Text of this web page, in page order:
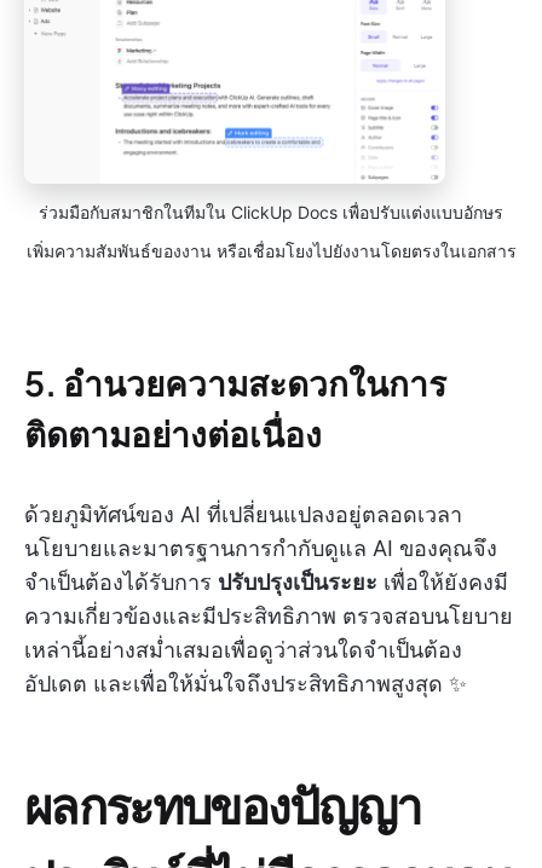
ร่วมมือกับสมาชิกในทีมใน ClickUp Docs เพื่อปรับแต่งแบบอักษร
เพิ่มความสัมพันธ์ของงาน หรือเชื่อมโยงไปยังงานโดยตรงในเอกสาร
5. อำนวยความสะดวกในการ
ติดตามอย่างต่อเนื่อง
ด้วยภูมิทัศน์ของ AI ที่เปลี่ยนแปลงอยู่ตลอดเวลา
นโยบายและมาตรฐานการกำกับดูแล AI ของคุณจึง
จำเป็นต้องได้รับการ ปรับปรุงเป็นระยะ เพื่อให้ยังคงมี
ความเกี่ยวข้องและมีประสิทธิภาพ ตรวจสอบนโยบาย
เหล่านี้อย่างสม่ำเสมอเพื่อดูว่าส่วนใดจำเป็นต้อง
อัปเดต และเพื่อให้มั่นใจถึงประสิทธิภาพสูงสุด ✨
ผลกระทบของปัญญา